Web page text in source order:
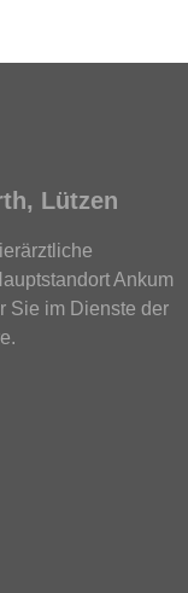
Lützen
Ankum
Sie im Dienste der